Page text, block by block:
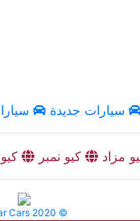
سيارات جديدة
مزاد كيو نمبر
Cars 2020 ©